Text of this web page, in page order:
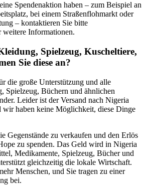
Spendenaktion haben – zum Beispiel an
bei einem Straßenflohmarkt oder
– kontaktieren Sie bitte
weitere Informationen.
Spielzeug, Kuscheltiere,
Sie diese an?
die große Unterstützung und alle
Spielzeug, Büchern und ähnlichen
Leider ist der Versand nach Nigeria
wir haben keine Möglichkeit, diese Dinge
Gegenstände zu verkaufen und den Erlös
zu spenden. Das Geld wird in Nigeria
Medikamente, Spielzeug, Bücher und
gleichzeitig die lokale Wirtschaft.
Menschen, und Sie tragen zu einer
bei.